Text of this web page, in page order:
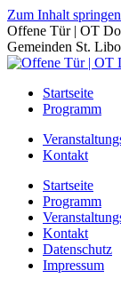
Zum Inhalt springen
Offene Tür | OT
Gemeinden St.
Startseite
Programm
Kontakt
Startseite
Programm
Kontakt
Datenschutz
Impressum